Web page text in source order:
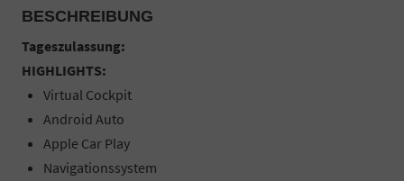
BESCHREIBUNG
Tageszulassung:
HIGHLIGHTS:
Virtual Cockpit
Android Auto
Apple Car Play
Navigationssystem